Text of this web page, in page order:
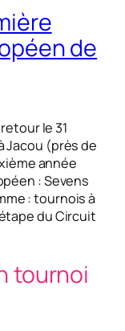
de
le 31
Jacou (près de
année
: Sevens
: tournois à
du Circuit
tournoi